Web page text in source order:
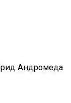
Андромеда